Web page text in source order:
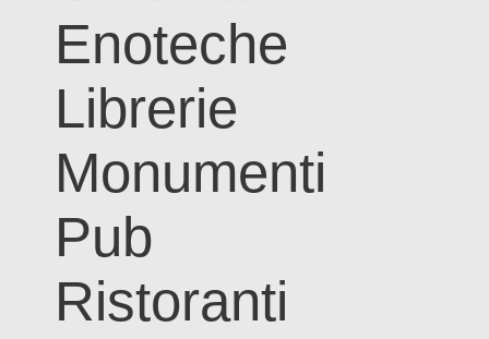
Enoteche
Librerie
Monumenti
Pub
Ristoranti